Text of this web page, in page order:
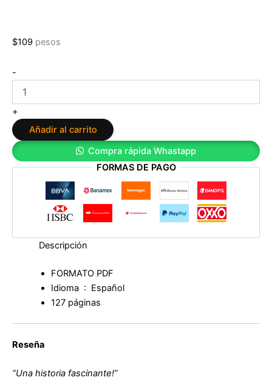
$109 pesos
-
color
púrpura
cantidad
+
Añadir al carrito
Compra rápida Whastapp
FORMAS DE PAGO
Descripción
FORMATO PDF
Idioma ‏ : ‎ Español
127 páginas
Reseña
“Una historia fascinante!”